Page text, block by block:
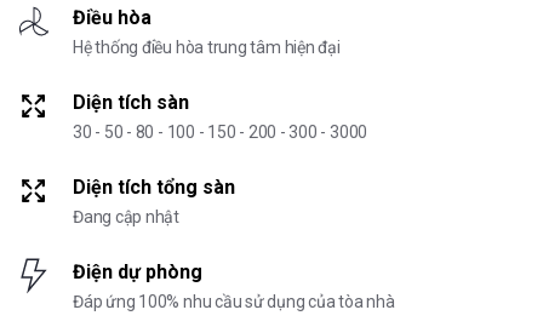
Điều hòa
Hệ thống điều hòa trung tâm hiện đại
Diện tích sàn
30 - 50 - 80 - 100 - 150 - 200 - 300 - 3000
Diện tích tổng sàn
Đang cập nhật
Điện dự phòng
Đáp ứng 100% nhu cầu sử dụng của tòa nhà